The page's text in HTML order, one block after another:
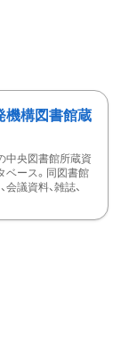
機構図書館蔵
中央図書館所蔵資
ベース。同図書館
議資料、雑誌、